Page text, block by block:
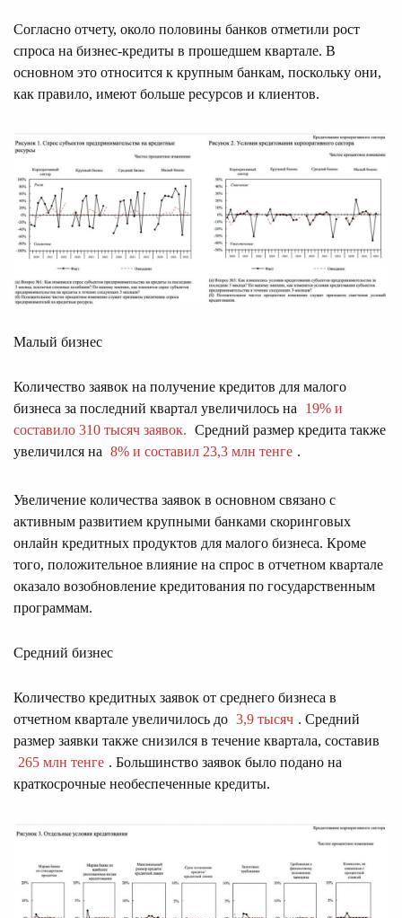
Согласно отчету, около половины банков отметили рост
спроса на бизнес-кредиты в прошедшем квартале. В
основном это относится к крупным банкам, поскольку они,
как правило, имеют больше ресурсов и клиентов.
Малый бизнес
Количество заявок на получение кредитов для малого
бизнеса за последний квартал увеличилось на
19% и
составило 310 тысяч заявок. Средний размер кредита также
увеличился на 8% и составил 23,3 млн тенге .
Увеличение количества заявок в основном связано с
активным развитием крупными банками скоринговых
онлайн кредитных продуктов для малого бизнеса. Кроме
того, положительное влияние на спрос в отчетном квартале
оказало возобновление кредитования по государственным
программам.
Средний бизнес
Количество кредитных заявок от среднего бизнеса в
отчетном квартале увеличилось до 3,9 тысяч . Средний
размер заявки также снизился в течение квартала, составив
265 млн тенге . Большинство заявок было подано на
краткосрочные необеспеченные кредиты.